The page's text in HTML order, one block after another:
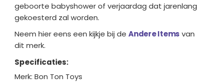
geboorte babyshower of verjaardag dat jarenlang
gekoesterd zal worden.
Neem hier eens een kijkje bij de Andere Items van
dit merk.
Specificaties:
Merk: Bon Ton Toys